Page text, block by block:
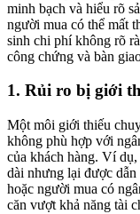
minh bạch và hiểu rõ
người mua có thể mất
sinh chi phí không rõ
công chứng và bàn
1. Rủi ro bị giới
Một môi giới thiếu
không phù hợp với
của khách hàng. Ví
dài nhưng lại được dẫn
hoặc người mua có
căn vượt khả năng tài